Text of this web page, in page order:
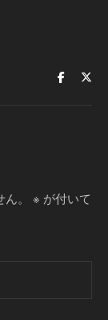
。 ※ が付いて